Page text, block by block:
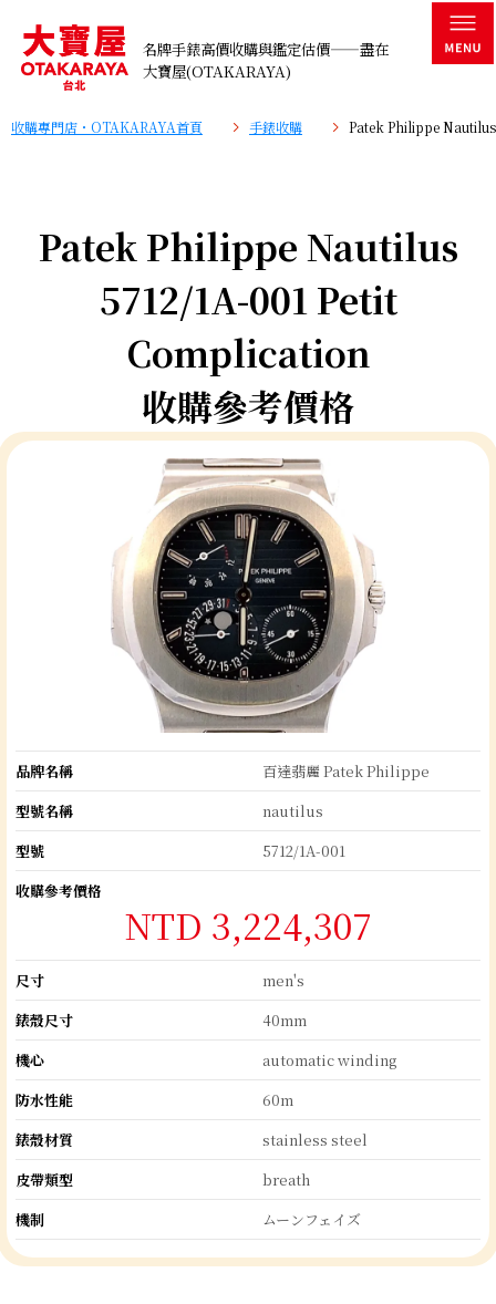
名牌手錶高價收購與鑑定估價——盡在
大寶屋(OTAKARAYA)
收購專門店・OTAKARAYA首頁 手錶收購 Patek Philippe
Patek Philippe Nautilus
5712/1A-001 Petit
Complication
收購參考價格
品牌名稱
百達翡麗 Patek Philippe
型號名稱
nautilus
型號
5712/1A-001
收購參考價格
NTD 3,224,307
尺寸
men's
錶殼尺寸
40mm
機心
automatic winding
防水性能
60m
錶殼材質
stainless steel
皮帶類型
breath
機制
ムーンフェイズ